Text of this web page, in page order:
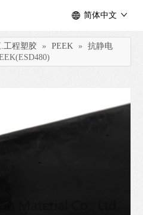
简体中文
工程塑胶 » PEEK »
抗静电